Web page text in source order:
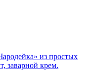
из простых
заварной крем.